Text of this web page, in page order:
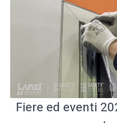
Fiere ed eventi